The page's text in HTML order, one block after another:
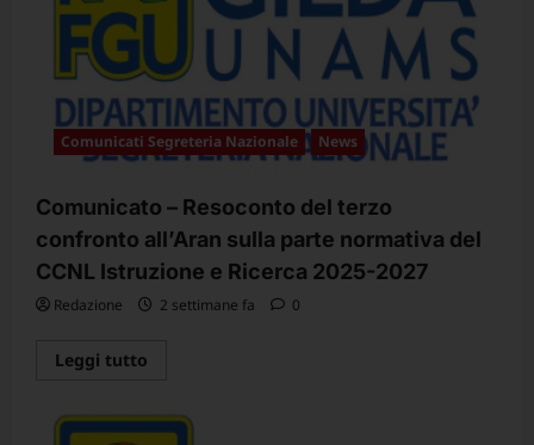
Comunicati Segreteria Nazionale News
Comunicato – Resoconto del terzo
confronto all’Aran sulla parte normativa del
CCNL Istruzione e Ricerca 2025-2027
Redazione 2 settimane fa 0
Leggi tutto
Comunicato